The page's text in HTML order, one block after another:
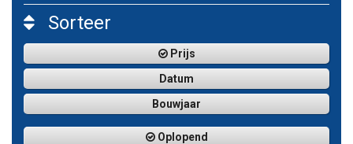
Sorteer
Prijs
Datum
Bouwjaar
Oplopend